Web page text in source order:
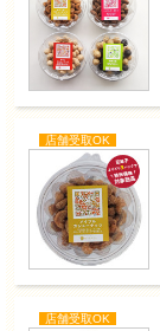
店舗受取OK
店舗受取OK